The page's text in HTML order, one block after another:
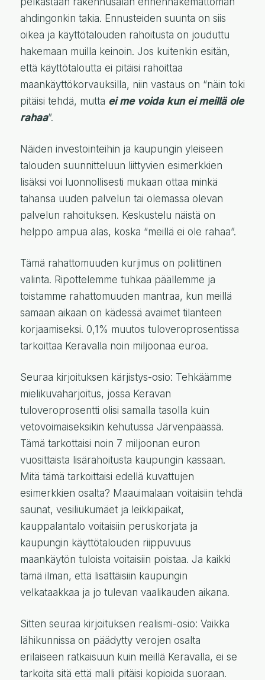
ahdingonkin takia. Ennusteiden suunta on siis
oikea ja käyttötalouden rahoitusta on jouduttu
hakemaan muilla keinoin. Jos kuitenkin esitän,
että käyttötaloutta ei pitäisi rahoittaa
maankäyttökorvauksilla, niin vastaus on “näin toki
pitäisi tehdä, mutta ei me voida kun ei meillä ole
rahaa”.
Näiden investointeihin ja kaupungin yleiseen
talouden suunnitteluun liittyvien esimerkkien
lisäksi voi luonnollisesti mukaan ottaa minkä
tahansa uuden palvelun tai olemassa olevan
palvelun rahoituksen. Keskustelu näistä on
helppo ampua alas, koska “meillä ei ole rahaa”.
Tämä rahattomuuden kurjimus on poliittinen
valinta. Ripottelemme tuhkaa päällemme ja
toistamme rahattomuuden mantraa, kun meillä
samaan aikaan on kädessä avaimet tilanteen
korjaamiseksi. 0,1% muutos tuloveroprosentissa
tarkoittaa Keravalla noin miljoonaa euroa.
Seuraa kirjoituksen kärjistys-osio: Tehkäämme
mielikuvaharjoitus, jossa Keravan
tuloveroprosentti olisi samalla tasolla kuin
vetovoimaiseksikin kehutussa Järvenpäässä.
Tämä tarkottaisi noin 7 miljoonan euron
vuosittaista lisärahoitusta kaupungin kassaan.
Mitä tämä tarkoittaisi edellä kuvattujen
esimerkkien osalta? Maauimalaan voitaisiin tehdä
saunat, vesiliukumäet ja leikkipaikat,
kauppalantalo voitaisiin peruskorjata ja
kaupungin käyttötalouden riippuvuus
maankäytön tuloista voitaisiin poistaa. Ja kaikki
tämä ilman, että lisättäisiin kaupungin
velkataakkaa ja jo tulevan vaalikauden aikana.
Sitten seuraa kirjoituksen realismi-osio: Vaikka
lähikunnissa on päädytty verojen osalta
erilaiseen ratkaisuun kuin meillä Keravalla, ei se
tarkoita sitä että malli pitäisi kopioida suoraan.